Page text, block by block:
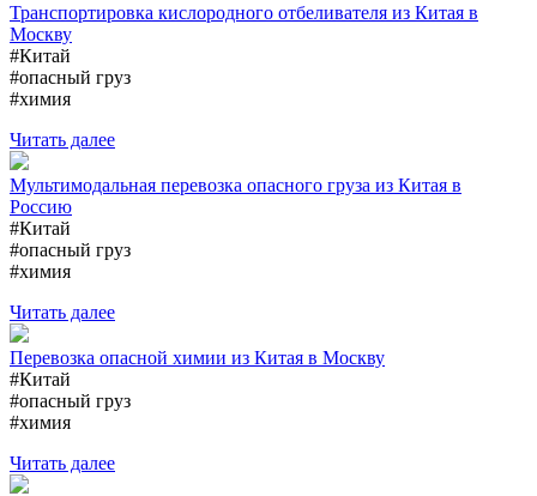
Транспортировка кислородного отбеливателя из Китая в
Москву
#Китай
#опасный груз
#химия
Читать далее
Мультимодальная перевозка опасного груза из Китая в
Россию
#Китай
#опасный груз
#химия
Читать далее
Перевозка опасной химии из Китая в Москву
#Китай
#опасный груз
#химия
Читать далее